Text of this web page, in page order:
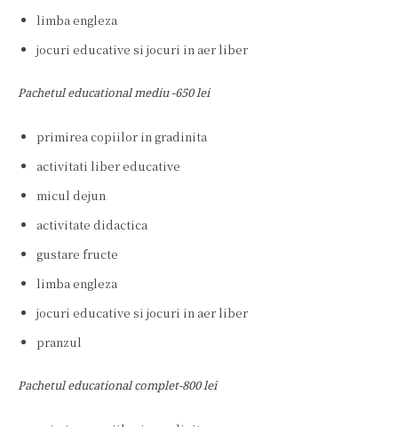
limba engleza
jocuri educative si jocuri in aer liber
Pachetul educational mediu -650 lei
primirea copiilor in gradinita
activitati liber educative
micul dejun
activitate didactica
gustare fructe
limba engleza
jocuri educative si jocuri in aer liber
pranzul
Pachetul educational complet-800 lei